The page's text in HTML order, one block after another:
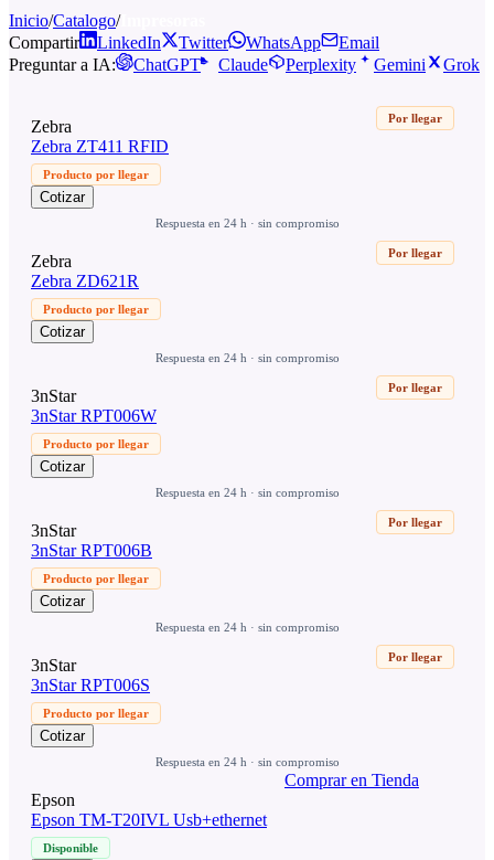
Inicio/Catalogo/Impresoras
Compartir
LinkedIn Twitter WhatsApp
Email
Preguntar a IA:
ChatGPT Claude Perplexity Gemini Grok
Por llegar
Zebra
Zebra ZT411 RFID
Producto por llegar
Cotizar
Respuesta en 24 h · sin compromiso
Por llegar
Zebra
Zebra ZD621R
Producto por llegar
Cotizar
Respuesta en 24 h · sin compromiso
Por llegar
3nStar
3nStar RPT006W
Producto por llegar
Cotizar
Respuesta en 24 h · sin compromiso
Por llegar
3nStar
3nStar RPT006B
Producto por llegar
Cotizar
Respuesta en 24 h · sin compromiso
Por llegar
3nStar
3nStar RPT006S
Producto por llegar
Cotizar
Respuesta en 24 h · sin compromiso
Comprar en Tienda
Epson
Epson TM-T20IVL Usb+ethernet
Disponible